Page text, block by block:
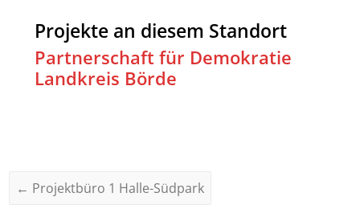
Projekte an diesem Standort
Partnerschaft für Demokratie
Landkreis Börde
← Projektbüro 1 Halle-Südpark